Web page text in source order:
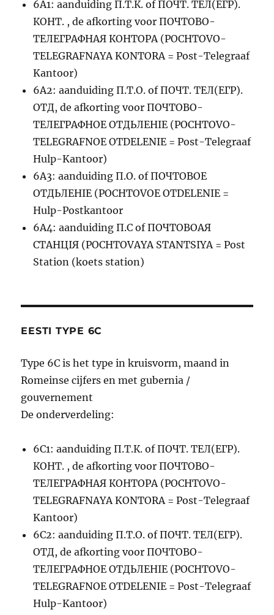
6A1: aanduiding П.Т.К. of ПОЧТ. ТЕЛ(ЕГР).
КОНТ. , de afkorting voor ПОЧТОВО-
ТЕЛЕГРАФНАЯ КОНТОРА (POCHTOVO-
TELEGRAFNAYA KONTORA = Post-Telegraaf
Kantoor)
6A2: aanduiding П.Т.О. of ПОЧТ. ТЕЛ(ЕГР).
ОТД, de afkorting voor ПОЧТОВО-
ТЕЛЕГРАФНОЕ ОТДЬЛЕНIЕ (POCHTOVO-
TELEGRAFNOE OTDELENIE = Post-Telegraaf
Hulp-Kantoor)
6A3: aanduiding П.О. of ПОЧТОВОЕ
ОТДЬЛЕНIЕ (POCHTOVOE OTDELENIE =
Hulp-Postkantoor
6A4: aanduiding П.С of ПОЧТОВОАЯ
СТАНЦIЯ (POCHTOVAYA STANTSIYA = Post
Station (koets station)
EESTI TYPE 6C
Type 6C is het type in kruisvorm, maand in
Romeinse cijfers en met gubernia /
gouvernement
De onderverdeling:
6C1: aanduiding П.Т.К. of ПОЧТ. ТЕЛ(ЕГР).
КОНТ. , de afkorting voor ПОЧТОВО-
ТЕЛЕГРАФНАЯ КОНТОРА (POCHTOVO-
TELEGRAFNAYA KONTORA = Post-Telegraaf
Kantoor)
6C2: aanduiding П.Т.О. of ПОЧТ. ТЕЛ(ЕГР).
ОТД, de afkorting voor ПОЧТОВО-
ТЕЛЕГРАФНОЕ ОТДЬЛЕНIЕ (POCHTOVO-
TELEGRAFNOE OTDELENIE = Post-Telegraaf
Hulp-Kantoor)